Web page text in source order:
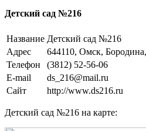
Детский сад №216
Название Детский сад №216
Адрес
644110, Омск,
Телефон
(3812) 52-56-06
E-mail
ds_216@mail.ru
Сайт
http://www.ds216.ru
Детский сад №216 на карте: